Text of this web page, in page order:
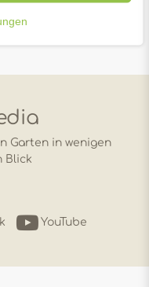
Garten in wenigen
Blick
YouTube